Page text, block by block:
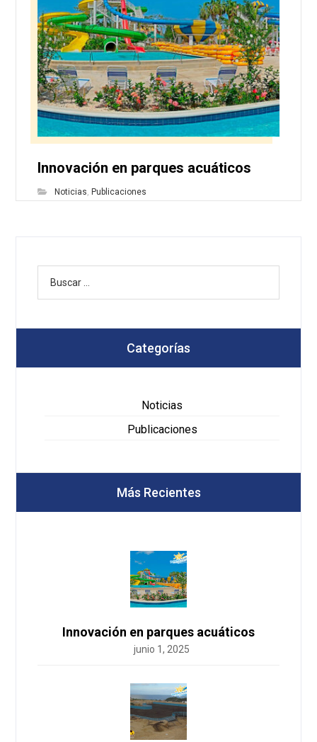
Innovación en parques acuáticos
Noticias ,Publicaciones
Categorías
Noticias
Publicaciones
Más Recientes
Innovación en parques acuáticos
junio 1, 2025